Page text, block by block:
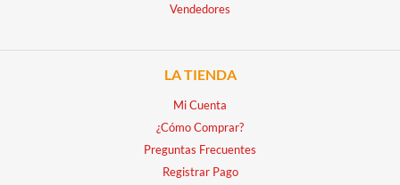
Vendedores
LA TIENDA
Mi Cuenta
¿Cómo Comprar?
Preguntas Frecuentes
Registrar Pago